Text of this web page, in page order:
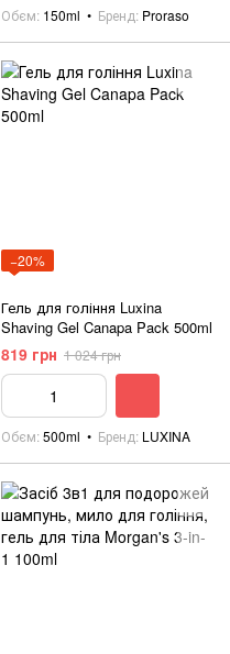
Обєм 150ml Бренд Proraso
−20%
Гель для гоління Luxina
Shaving Gel Canapa Pack 500ml
819 грн 1 024 грн
Обєм 500ml Бренд LUXINA